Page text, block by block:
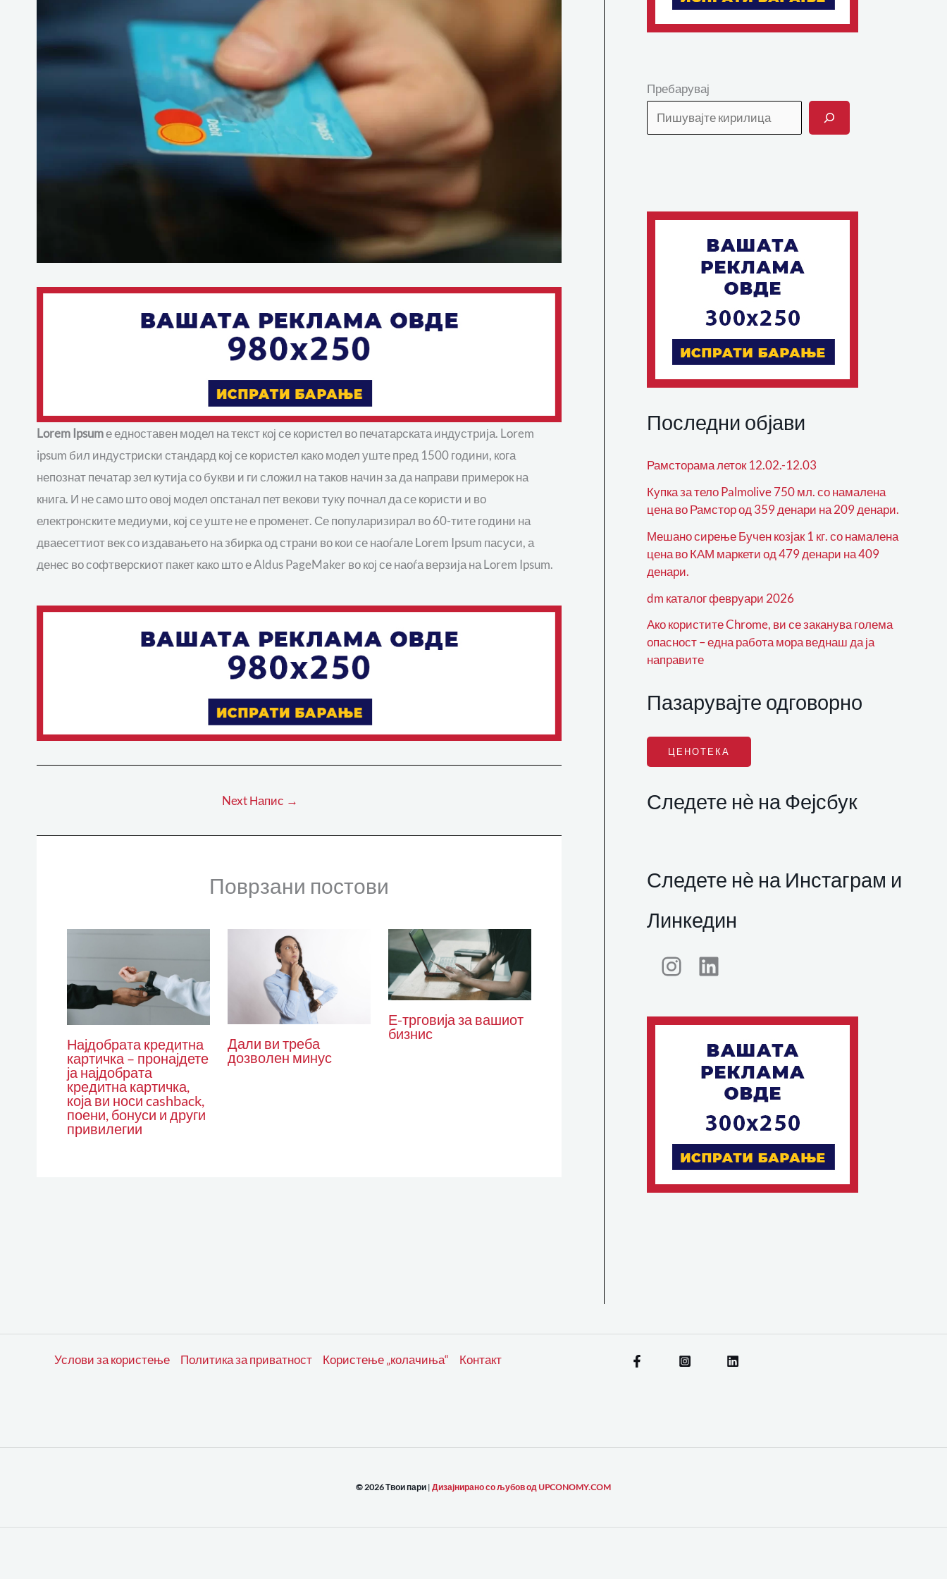
Lorem Ipsumе едноставен модел на текст кој се користел во печатарската индустрија. Lorem
ipsum бил индустриски стандард кој се користел како модел уште пред 1500 години, кога
непознат печатар зел кутија со букви и ги сложил на таков начин за да направи примерок на
книга. И не само што овој модел опстанал пет векови туку почнал да се користи и во
електронските медиуми, кој се уште не е променет. Се популаризирал во 60-тите години на
дваесеттиот век со издавањето на збирка од страни во кои се наоѓале Lorem Ipsum пасуси, а
денес во софтверскиот пакет како што е Aldus PageMaker во кој се наоѓа верзија на Lorem Ipsum.
Next Напис →
Поврзани постови
Најдобрата кредитна
картичка – пронајдете
ја најдобрата
кредитна картичка,
која ви носи cashback,
поени, бонуси и други
привилегии
Дали ви треба
дозволен минус
Е-трговија за вашиот
бизнис
Пребарувај
Последни објави
Рамсторама леток 12.02.-12.03
Купка за тело Palmolive 750 мл. со намалена
цена во Рамстор од 359 денари на 209 денари.
Мешано сирење Бучен козјак 1 кг. со намалена
цена во КАМ маркети од 479 денари на 409
денари.
dm каталог февруари 2026
Ако користите Chrome, ви се заканува голема
опасност – една работа мора веднаш да ја
направите
Пазарувајте одговорно
ЦЕНОТЕКА
Следете нѐ на Фејсбук
Следете нѐ на Инстаграм и
Линкедин
Услови за користење Политика за приватност Користење „колачиња“ Контакт
© 2026 Твои пари | Дизајнирано со љубов од UPCONOMY.COM